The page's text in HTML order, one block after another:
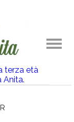
terza età
Anita.